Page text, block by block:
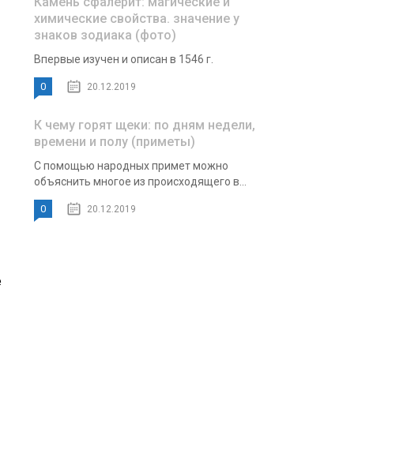
химические свойства. значение у
знаков зодиака (фото)
Впервые изучен и описан в 1546 г.
0 20.12.2019
К чему горят щеки: по дням недели,
времени и полу (приметы)
С помощью народных примет можно
объяснить многое из происходящего в...
0 20.12.2019